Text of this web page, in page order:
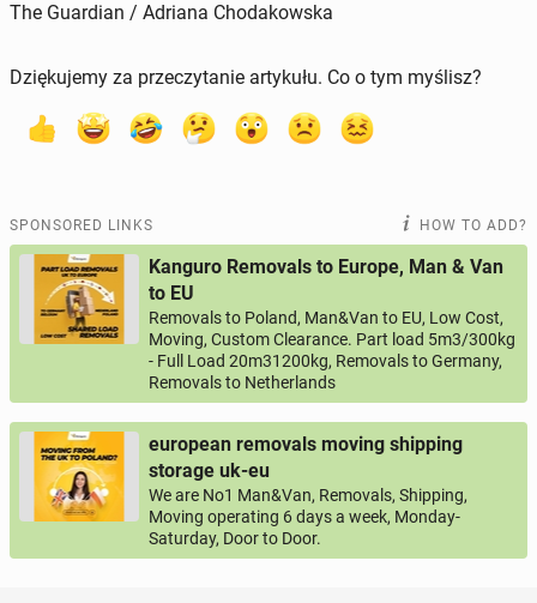
The Guardian / Adriana Chodakowska
Dziękujemy za przeczytanie artykułu. Co o tym myślisz?
SPONSORED LINKS HOW TO ADD?
Kanguro Removals to Europe, Man & Van
to EU
Removals to Poland, Man&Van to EU, Low Cost,
Moving, Custom Clearance. Part load 5m3/300kg
- Full Load 20m31200kg, Removals to Germany,
Removals to Netherlands
european removals moving shipping
storage uk-eu
We are No1 Man&Van, Removals, Shipping,
Moving operating 6 days a week, Monday-
Saturday, Door to Door.